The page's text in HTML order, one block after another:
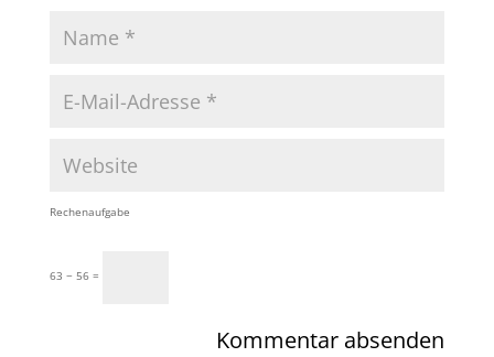
Rechenaufgabe
63 − 56 =